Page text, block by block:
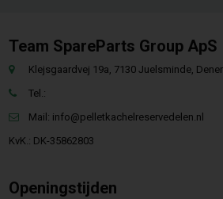
Team SpareParts Group ApS
Klejsgaardvej 19a, 7130 Juelsminde,
Tel.:
Mail: info@pelletkachelreservedelen.nl
KvK.: DK-35862803
Openingstijden